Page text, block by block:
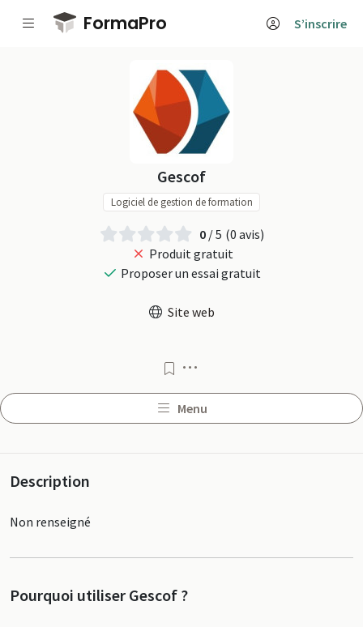
Passer au contenu principal
FormaPro S’inscrire
Gescof sur
Gescof
Logiciel de gestion de formation
0/ 5 (0 avis)
Produit gratuit
Proposer un essai gratuit
Site web
Menu
Profil
Description
Non renseigné
Pourquoi utiliser Gescof ?